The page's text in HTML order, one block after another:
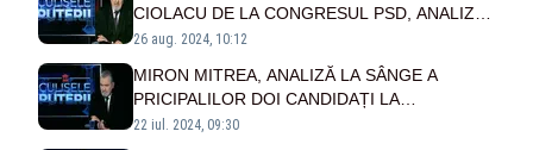
CIOLACU DE LA CONGRESUL PSD, ANALIZAT
DE MIRON MITREA
26 aug. 2024, 10:12
MIRON MITREA, ANALIZĂ LA SÂNGE A
PRICIPALILOR DOI CANDIDAȚI LA
PREZIDENȚIALE
22 iul. 2024, 09:30